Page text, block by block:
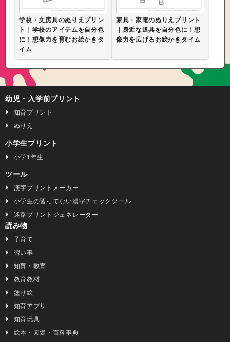
学校・文房具のぬりえプリン
ト｜学校のアイテムを自分色
に！想像力を育むお絵かきタ
イム
家具・家電のぬりえプリント
｜身近な道具を自分色に！想
像力を広げるお絵かきタイム
幼児・入学前プリント
知育プリント
ぬりえ
小学生プリント
小学1年生
ツール
漢字プリントメーカー
小学生の習ってない漢字チェックツール
迷路プリントジェネレーター
読み物
子育て
習い事
知育・教育
教育教材
塗り絵
知育アプリ
知育玩具
絵本・図鑑・百科事典